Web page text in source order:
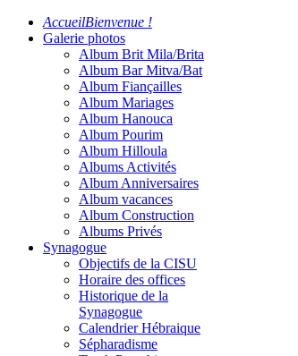
AccueilBienvenue !
Galerie photos
Album Brit Mila/Brita
Album Bar Mitva/Bat
Album Fiançailles
Album Mariages
Album Hanouca
Album Pourim
Album Hilloula
Albums Activités
Album Anniversaires
Album vacances
Album Construction
Albums Privés
Synagogue
Objectifs de la CISU
Horaire des offices
Historique de la
Synagogue
Calendrier Hébraique
Sépharadisme